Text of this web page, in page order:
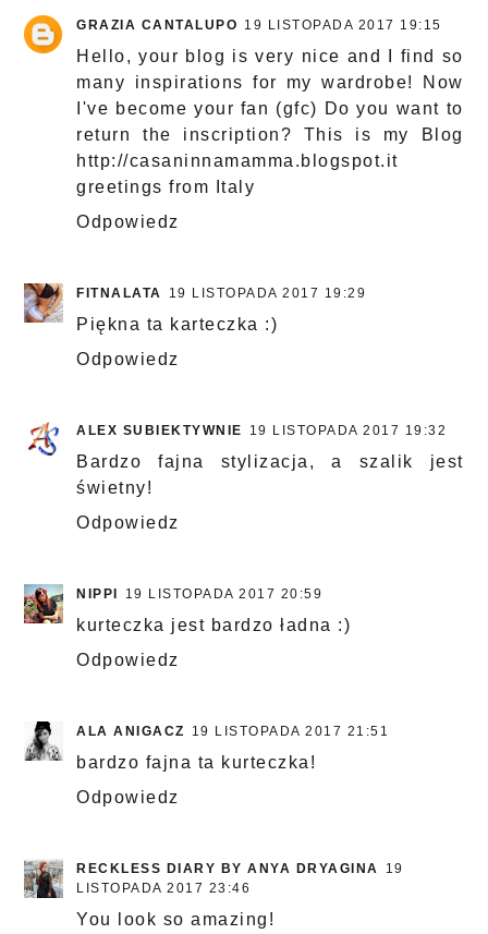
GRAZIA CANTALUPO 19 LISTOPADA 2017 19:15
Hello, your blog is very nice and I find so
many inspirations for my wardrobe! Now
I've become your fan (gfc) Do you want to
return the inscription? This is my Blog
http://casaninnamamma.blogspot.it
greetings from Italy
Odpowiedz
FITNALATA 19 LISTOPADA 2017 19:29
Piękna ta karteczka :)
Odpowiedz
ALEX SUBIEKTYWNIE 19 LISTOPADA 2017 19:32
Bardzo fajna stylizacja, a szalik jest
świetny!
Odpowiedz
NIPPI 19 LISTOPADA 2017 20:59
kurteczka jest bardzo ładna :)
Odpowiedz
ALA ANIGACZ 19 LISTOPADA 2017 21:51
bardzo fajna ta kurteczka!
Odpowiedz
RECKLESS DIARY BY ANYA DRYAGINA
19
LISTOPADA 2017 23:46
You look so amazing!